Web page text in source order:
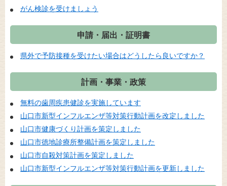
がん検診を受けましょう
申請・届出・証明書
県外で予防接種を受けたい場合はどうしたら良いですか？
計画・事業・政策
無料の歯周疾患健診を実施しています
山口市新型インフルエンザ等対策行動計画を改定しました
山口市健康づくり計画を策定しました
山口市徳地診療所整備計画を策定しました
山口市自殺対策計画を策定しました
山口市新型インフルエンザ等対策行動計画を更新しました